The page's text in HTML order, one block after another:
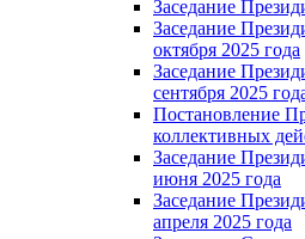
Заседание
Заседание
октября 2025 года
Заседание
сентября 2025
Постановление
коллективных
Заседание
июня 2025 года
Заседание
апреля 2025 года